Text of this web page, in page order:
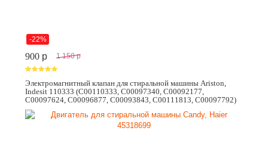
-22%
900 p 1 150 p
Электромагнитный клапан для стиральной машины Ariston,
Indesit 110333 (C00110333, C00097340, C00092177,
C00097624, C00096877, C00093843, C00111813, C00097792)